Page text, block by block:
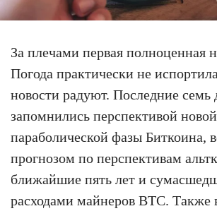
За плечами первая полноценная
Погода практически не
новости радуют. Последние семь
запомнились перспективой новой
параболической фазы Биткоина,
прогнозом по перспективам
ближайшие пять лет и
расходами майнеров BTC. Также